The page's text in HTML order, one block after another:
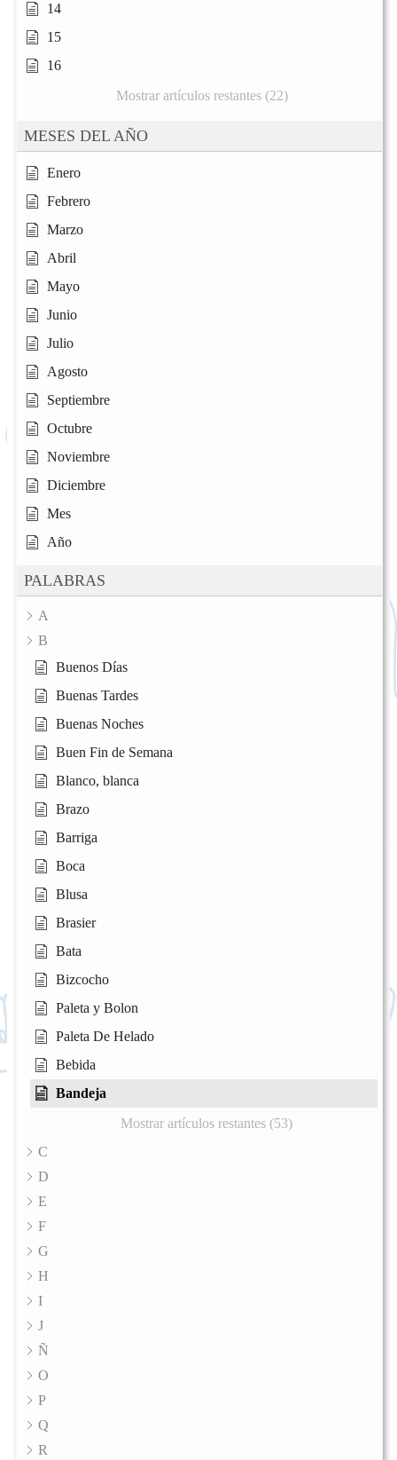
14
15
16
Mostrar artículos restantes (22)
MESES DEL AÑO
Enero
Febrero
Marzo
Abril
Mayo
Junio
Julio
Agosto
Septiembre
Octubre
Noviembre
Diciembre
Mes
Año
PALABRAS
A
B
Buenos Días
Buenas Tardes
Buenas Noches
Buen Fin de Semana
Blanco, blanca
Brazo
Barriga
Boca
Blusa
Brasier
Bata
Bizcocho
Paleta y Bolon
Paleta De Helado
Bebida
Bandeja
Mostrar artículos restantes (53)
C
D
E
F
G
H
I
J
Ñ
O
P
Q
R